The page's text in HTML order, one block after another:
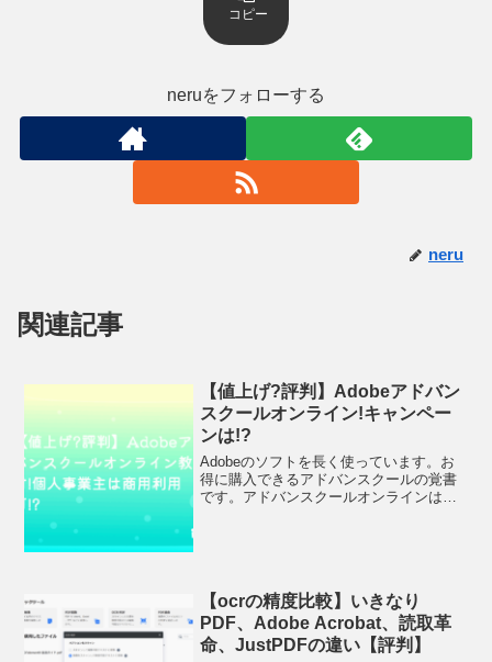
コピー
neruをフォローする
neru
関連記事
【値上げ?評判】Adobeアドバン
スクールオンライン!キャンペー
ンは!?
Adobeのソフトを長く使っています。お
得に購入できるアドバンスクールの覚書
です。アドバンスクールオンラインは値
【ocrの精度比較】いきなり
PDF、Adobe Acrobat、読取革
命、JustPDFの違い【評判】